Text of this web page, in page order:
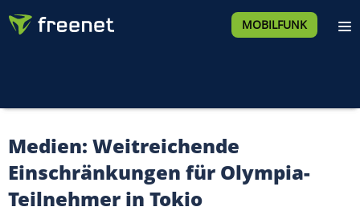
MOBILFUNK
Medien: Weitreichende
Einschränkungen für Olympia-
Teilnehmer in Tokio